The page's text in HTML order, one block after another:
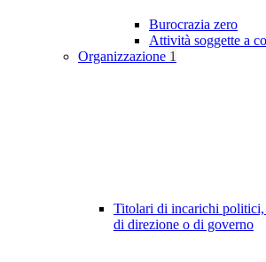
Burocrazia zero
Attività soggette a
Organizzazione 1
Titolari di incarichi politici,
di direzione o di governo